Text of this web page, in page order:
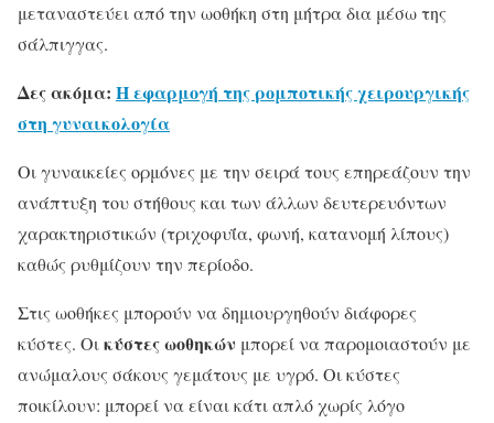
μεταναστεύει από την ωοθήκη στη μήτρα δια μέσω της
σάλπιγγας.
Δες ακόμα: Η εφαρμογή της ρομποτικής χειρουργικής
στη γυναικολογία
Οι γυναικείες ορμόνες με την σειρά τους επηρεάζουν την
ανάπτυξη του στήθους και των άλλων δευτερευόντων
χαρακτηριστικών (τριχοφυΐα, φωνή, κατανομή λίπους)
καθώς ρυθμίζουν την περίοδο.
Στις ωοθήκες μπορούν να δημιουργηθούν διάφορες
κύστες. Οικύστες ωοθηκών μπορεί να παρομοιαστούν με
ανώμαλους σάκους γεμάτους με υγρό. Οι κύστες
ποικίλουν: μπορεί να είναι κάτι απλό χωρίς λόγο